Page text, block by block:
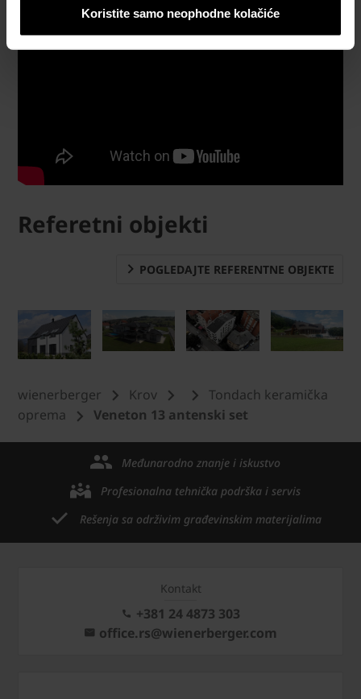
Koristite samo neophodne kolačiće
Referetni objekti
POGLEDAJTE REFERENTNE OBJEKTE
wienerberger Krov
Tondach keramička
oprema
Veneton 13 antenski set
Međunarodno znanje i iskustvo
Profesionalna tehnička podrška i servis
Rešenja sa održivim građevinskim materijalima
Kontakt
+381 24 4873 303
office.rs@wienerberger.com